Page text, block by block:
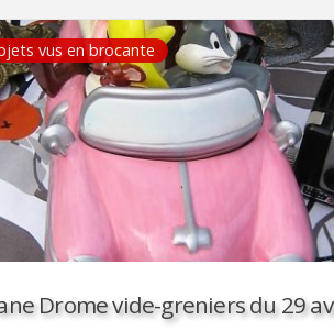
vus en brocante
Drome vide-greniers du 29